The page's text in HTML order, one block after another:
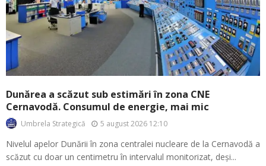
Dunărea a scăzut sub estimări în zona CNE
Cernavodă. Consumul de energie, mai mic
Umbrela Strategică 5 august 2026 12:10
Nivelul apelor Dunării în zona centralei nucleare de la Cernavodă a
scăzut cu doar un centimetru în intervalul monitorizat, deși...